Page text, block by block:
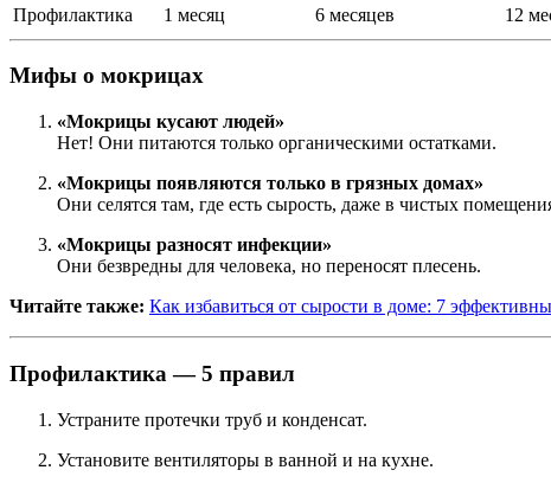
Профилактика
1 месяц 6 месяцев 12
Мифы о мокрицах
«Мокрицы кусают людей»
Нет! Они питаются только органическими остатками.
«Мокрицы появляются только в грязных домах»
Они селятся там, где есть сырость, даже в чистых
«Мокрицы разносят инфекции»
Они безвредны для человека, но переносят плесень.
Читайте также: Как избавиться от сырости в доме: 7
Профилактика — 5 правил
Устраните протечки труб и конденсат.
Установите вентиляторы в ванной и на кухне.